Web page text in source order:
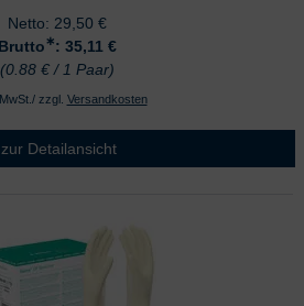
Netto: 29,50 €
Brutto∗: 35,11 €
(0.88 € / 1 Paar)
zzgl. Versandkosten
zur Detailansicht